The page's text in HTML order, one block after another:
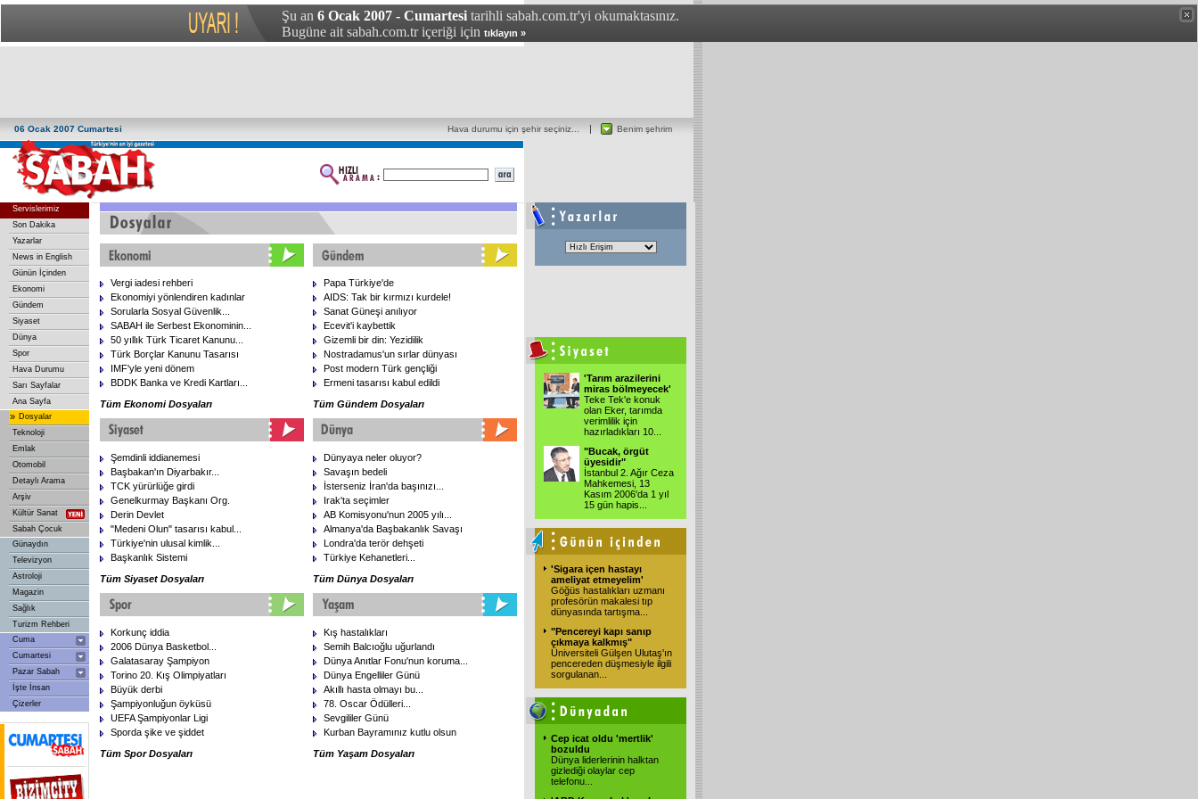
Şu an 6 Ocak 2007 - Cumartesi tarihli sabah.com.tr'yi okumaktasınız.
Bugüne ait sabah.com.tr içeriği için tıklayın »
06 Ocak 2007 Cumartesi Benim şehrim
Hava durumu için şehir seçiniz...
Servislerimiz
Son Dakika
Yazarlar
News in English
Günün İçinden
Ekonomi
Gündem
Siyaset
Dünya
Spor
Hava Durumu
Sarı Sayfalar
Ana Sayfa
» Dosyalar
Teknoloji
Emlak
Otomobil
Detaylı Arama
Arşiv
Kültür Sanat
Sabah Çocuk
Günaydın
Televizyon
Astroloji
Magazin
Sağlık
Turizm Rehberi
Cuma
Cumartesi
Pazar Sabah
İşte İnsan
Çizerler
Vergi iadesi rehberi
Ekonomiyi yönlendiren kadınlar
Sorularla Sosyal Güvenlik...
SABAH ile Serbest Ekonominin...
50 yıllık Türk Ticaret Kanunu...
Türk Borçlar Kanunu Tasarısı
IMF'yle yeni dönem
BDDK Banka ve Kredi Kartları...
Tüm Ekonomi Dosyaları
Papa Türkiye'de
AIDS: Tak bir kırmızı kurdele!
Sanat Güneşi anılıyor
Ecevit'i kaybettik
Gizemli bir din: Yezidilik
Nostradamus'un sırlar dünyası
Post modern Türk gençliği
Ermeni tasarısı kabul edildi
Tüm Gündem Dosyaları
Şemdinli iddianemesi
Başbakan'ın Diyarbakır...
TCK yürürlüğe girdi
Genelkurmay Başkanı Org.
Derin Devlet
"Medeni Olun" tasarısı kabul...
Türkiye'nin ulusal kimlik...
Başkanlık Sistemi
Tüm Siyaset Dosyaları
Dünyaya neler oluyor?
Savaşın bedeli
İsterseniz İran'da başınızı...
Irak'ta seçimler
AB Komisyonu'nun 2005 yılı...
Almanya'da Başbakanlık Savaşı
Londra'da terör dehşeti
Türkiye Kehanetleri...
Tüm Dünya Dosyaları
Korkunç iddia
2006 Dünya Basketbol...
Galatasaray Şampiyon
Torino 20. Kış Olimpiyatları
Büyük derbi
Şampiyonluğun öyküsü
UEFA Şampiyonlar Ligi
Sporda şike ve şiddet
Tüm Spor Dosyaları
Kış hastalıkları
Semih Balcıoğlu uğurlandı
Dünya Anıtlar Fonu'nun koruma...
Dünya Engelliler Günü
Akıllı hasta olmayı bu...
78. Oscar Ödülleri...
Sevgililer Günü
Kurban Bayramınız kutlu olsun
Tüm Yaşam Dosyaları
'Tarım arazilerini
miras bölmeyecek'
Teke Tek'e konuk
olan Eker, tarımda
verimlilik için
hazırladıkları 10...
"Bucak, örgüt
üyesidir"
İstanbul 2. Ağır Ceza
Mahkemesi, 13
Kasım 2006'da 1 yıl
15 gün hapis...
'Sigara içen hastayı
ameliyat etmeyelim'
Göğüs hastalıkları uzmanı
profesörün makalesi tıp
dünyasında tartışma...
"Pencereyi kapı sanıp
çıkmaya kalkmış"
Üniversiteli Gülşen Ulutaş'ın
pencereden düşmesiyle ilgili
sorgulanan...
Cep icat oldu 'mertlik'
bozuldu
Dünya liderlerinin halktan
gizlediği olaylar cep
telefonu...